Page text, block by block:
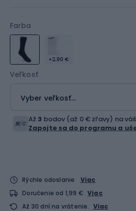
Farba
+2,90 €
Veľkosť
Vyber veľkosť...
Až3 bodov (až 0 € zľavy) na
Zapojte sa do programu a
Rýchle odoslanie
Viac
Doručenie od 1,99 € Viac
Až 30 dní na vrátenie. Viac